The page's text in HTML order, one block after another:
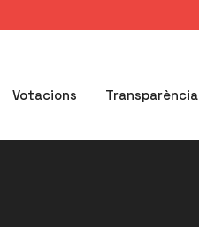
Votacions Transparència